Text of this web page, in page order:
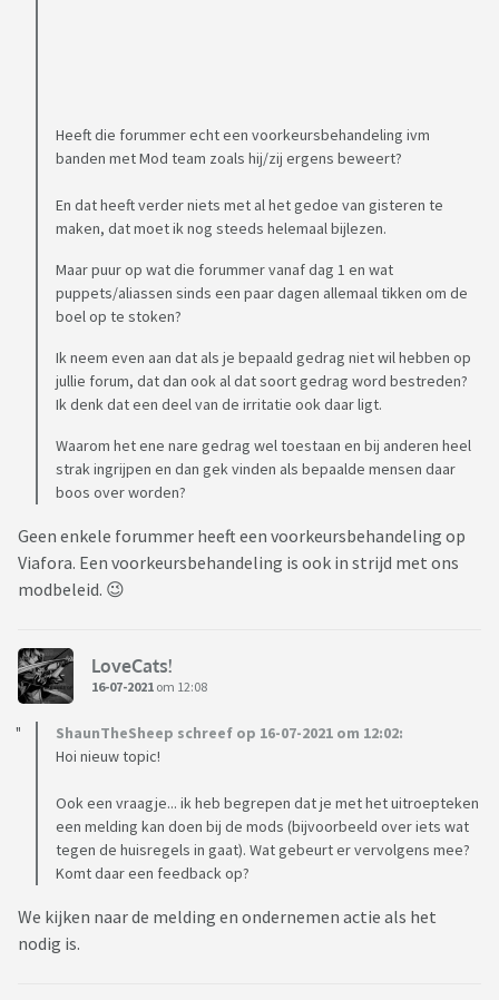
Heeft die forummer echt een voorkeursbehandeling ivm
banden met Mod team zoals hij/zij ergens beweert?
En dat heeft verder niets met al het gedoe van gisteren te
maken, dat moet ik nog steeds helemaal bijlezen.
Maar puur op wat die forummer vanaf dag 1 en wat
puppets/aliassen sinds een paar dagen allemaal tikken om de
boel op te stoken?
Ik neem even aan dat als je bepaald gedrag niet wil hebben op
jullie forum, dat dan ook al dat soort gedrag word bestreden?
Ik denk dat een deel van de irritatie ook daar ligt.
Waarom het ene nare gedrag wel toestaan en bij anderen heel
strak ingrijpen en dan gek vinden als bepaalde mensen daar
boos over worden?
Geen enkele forummer heeft een voorkeursbehandeling op
Viafora. Een voorkeursbehandeling is ook in strijd met ons
modbeleid. 😉
LoveCats!
16-07-2021 om 12:08
ShaunTheSheep schreef op 16-07-2021 om 12:02:
Hoi nieuw topic!
Ook een vraagje... ik heb begrepen dat je met het uitroepteken
een melding kan doen bij de mods (bijvoorbeeld over iets wat
tegen de huisregels in gaat). Wat gebeurt er vervolgens mee?
Komt daar een feedback op?
We kijken naar de melding en ondernemen actie als het
nodig is.